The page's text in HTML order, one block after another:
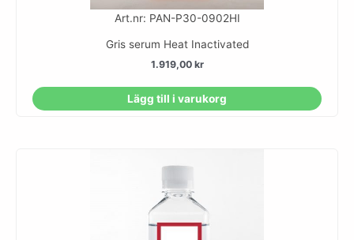
Art.nr: PAN-P30-0902HI
Gris serum Heat Inactivated
1.919,00 kr
Lägg till i varukorg